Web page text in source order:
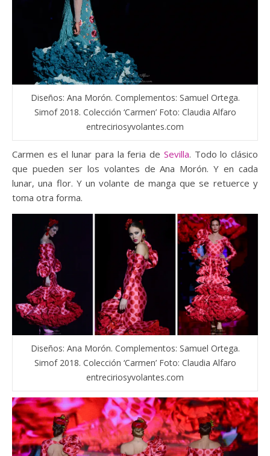
Diseños: Ana Morón. Complementos: Samuel Ortega.
Simof 2018. Colección ‘Carmen’ Foto: Claudia Alfaro
entreciriosyvolantes.com
Carmen es el lunar para la feria de Sevilla. Todo lo clásico
que pueden ser los volantes de Ana Morón. Y en cada
lunar, una flor. Y un volante de manga que se retuerce y
toma otra forma.
Diseños: Ana Morón. Complementos: Samuel Ortega.
Simof 2018. Colección ‘Carmen’ Foto: Claudia Alfaro
entreciriosyvolantes.com